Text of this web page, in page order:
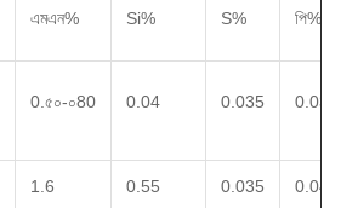
এমএন% Si% S% পি%
0.৫০-০80 0.04 0.035 0.035
1.6 0.55 0.035 0.04